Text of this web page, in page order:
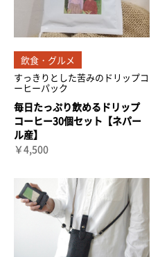
飲食・グルメ
すっきりとした苦みのドリップコ
ーヒーパック
毎日たっぷり飲めるドリップ
コーヒー30個セット【ネパー
ル産】
￥4,500